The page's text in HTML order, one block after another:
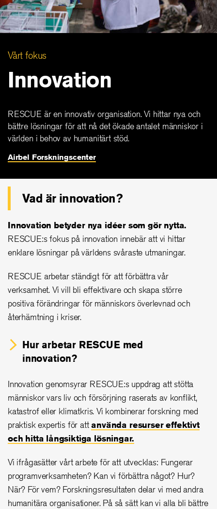
Vårt fokus
Innovation
RESCUE är en innovativ organisation. Vi hittar nya och
bättre lösningar för att nå det ökade antalet människor i
världen i behov av humanitärt stöd.
Airbel Forskningscenter
Vad är innovation?
Innovation betyder nya idéer som gör nytta.
RESCUE:s fokus på innovation innebär att vi hittar
enklare lösningar på världens svåraste utmaningar.
RESCUE arbetar ständigt för att förbättra vår
verksamhet. Vi vill bli effektivare och skapa större
positiva förändringar för människors överlevnad och
återhämtning i kriser.
Hur arbetar RESCUE med
innovation?
Innovation genomsyrar RESCUE:s uppdrag att stötta
människor vars liv och försörjning raserats av konflikt,
katastrof eller klimatkris. Vi kombinerar forskning med
praktisk expertis för attanvända resurser effektivt
och hitta långsiktiga lösningar.
Vi ifrågasätter vårt arbete för att utvecklas: Fungerar
programverksamheten? Kan vi förbättra något? Hur?
När? För vem? Forskningsresultaten delar vi med andra
humanitära organisationer. På så sätt kan vi alla bli bättre